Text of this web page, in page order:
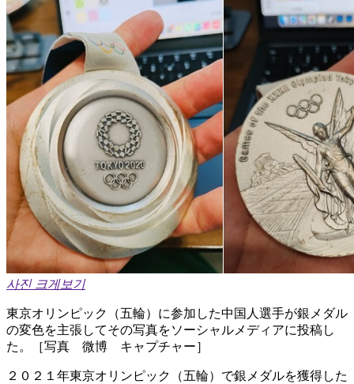
사진 크게보기
東京オリンピック（五輪）に参加した中国人選手が銀メダル
の変色を主張してその写真をソーシャルメディアに投稿し
た。［写真 微博 キャプチャー］
２０２１年東京オリンピック（五輪）で銀メダルを獲得した